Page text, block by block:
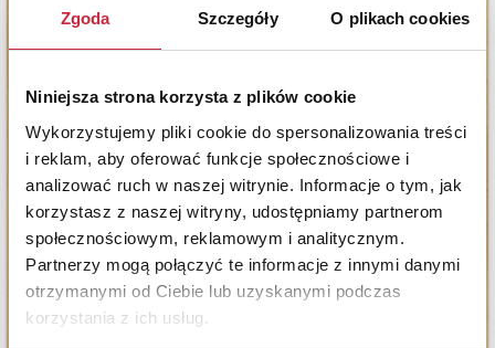
Zgoda Szczegóły O plikach cookies
Niniejsza strona korzysta z plików cookie
Wykorzystujemy pliki cookie do spersonalizowania treści
i reklam, aby oferować funkcje społecznościowe i
analizować ruch w naszej witrynie. Informacje o tym, jak
korzystasz z naszej witryny, udostępniamy partnerom
społecznościowym, reklamowym i analitycznym.
Partnerzy mogą połączyć te informacje z innymi danymi
otrzymanymi od Ciebie lub uzyskanymi podczas
korzystania z ich usług.